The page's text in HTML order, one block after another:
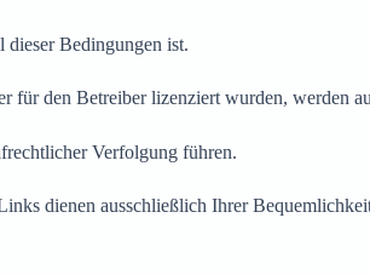
dieser Bedingungen ist.
für den Betreiber lizenziert wurden, werden
Verfolgung führen.
dienen ausschließlich Ihrer